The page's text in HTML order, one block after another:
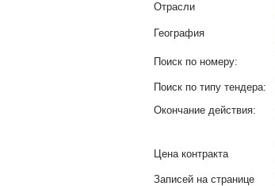
Отрасли
География
Поиск по номеру:
Поиск по типу тендера:
Окончание действия:
Цена контракта
Записей на странице